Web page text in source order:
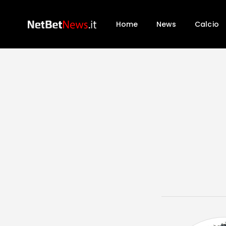
Home News Calcio